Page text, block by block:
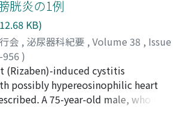
胱炎の1例
KB)
会 , 泌尿器科紀要 , Volume 38 , Issue
)
;安島, 純一;岡, 薫; 小出, 直
Akira;Ajima, Junichi;Oka, Kaoru;
(Rizaben)-induced cystitis
possibly hypereosinophilic heart
A 75-year-old male, who had
for allergic dermatitis for two